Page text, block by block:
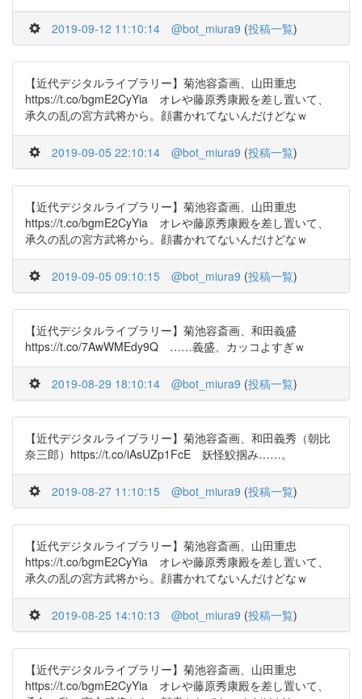
2019-09-12 11:10:14 @bot_miura9 (投稿一覧)
【近代デジタルライブラリー】菊池容斎画、山田重忠
https://t.co/bgmE2CyYia オレや藤原秀康殿を差し置いて、
承久の乱の宮方武将から。顔書かれてないんだけどなｗ
2019-09-05 22:10:14 @bot_miura9 (投稿一覧)
【近代デジタルライブラリー】菊池容斎画、山田重忠
https://t.co/bgmE2CyYia オレや藤原秀康殿を差し置いて、
承久の乱の宮方武将から。顔書かれてないんだけどなｗ
2019-09-05 09:10:15 @bot_miura9 (投稿一覧)
【近代デジタルライブラリー】菊池容斎画、和田義盛
https://t.co/7AwWMEdy9Q ……義盛、カッコよすぎｗ
2019-08-29 18:10:14 @bot_miura9 (投稿一覧)
【近代デジタルライブラリー】菊池容斎画、和田義秀（朝比
奈三郎）https://t.co/iAsUZp1FcE 妖怪鮫掴み……。
2019-08-27 11:10:15 @bot_miura9 (投稿一覧)
【近代デジタルライブラリー】菊池容斎画、山田重忠
https://t.co/bgmE2CyYia オレや藤原秀康殿を差し置いて、
承久の乱の宮方武将から。顔書かれてないんだけどなｗ
2019-08-25 14:10:13 @bot_miura9 (投稿一覧)
【近代デジタルライブラリー】菊池容斎画、山田重忠
https://t.co/bgmE2CyYia オレや藤原秀康殿を差し置いて、